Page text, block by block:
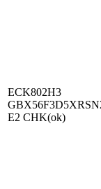
ECK802H3
E2 CHK(ok)